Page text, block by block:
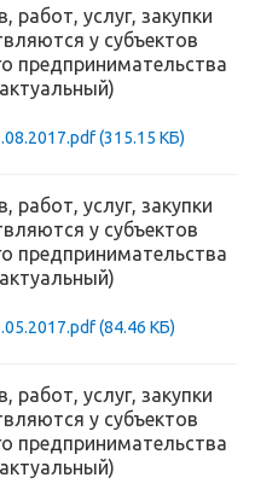
работ, услуг, закупки
у субъектов
предпринимательства
(315.15 КБ)
работ, услуг, закупки
у субъектов
предпринимательства
(84.46 КБ)
работ, услуг, закупки
у субъектов
предпринимательства